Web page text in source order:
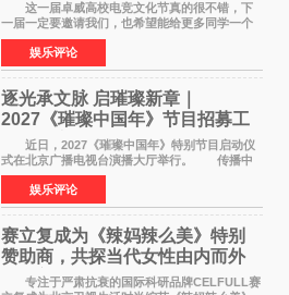
这一届卓威高校电竞文化节真的很不错，下
一届一定要邀请我们，也希望能给更多同学一个
来到现场的机会。 2026卓威高校电竞文化节
已经落下帷幕，在活动结束后，仍有不少高校电
竞社负责人和现
娱乐评论
逐光承文脉 启璀璨新章｜
2027《璀璨中国年》节目招募工
作圆满启动
近日，2027《璀璨中国年》特别节目启动仪
式在北京广播电视台演播大厅举行。 传播中
华优秀传统文化，弘扬纯正国风艺术，打造高规
格、高质感、正能量的文艺盛典，是璀璨中国年
矢志不渝的初心
娱乐评论
赛立复成为《辣妈辣么美》特别
赞助商，共探当代女性由内而外
活力美
专注于严肃抗衰的国际科研品牌CELFULL赛